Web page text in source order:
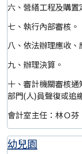
六、營繕工程及購置
七、執行內部審核。
八、依法辦理應收、
九、辦理決算。
十、審計機關審核
部門(人)員聲復或追
會計室主任：林Ｏ芬
幼兒園